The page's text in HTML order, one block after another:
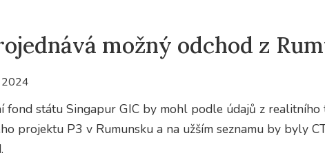
možný odchod z
fond státu Singapur GIC by mohl podle údajů z
projektu P3 v Rumunsku a na užším seznamu by byly